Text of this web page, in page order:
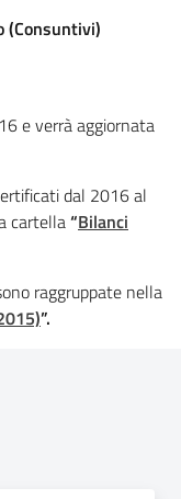
(Consuntivi)
e verrà aggiornata
dal 2016 al
cartella“Bilanci
raggruppate nella
”.